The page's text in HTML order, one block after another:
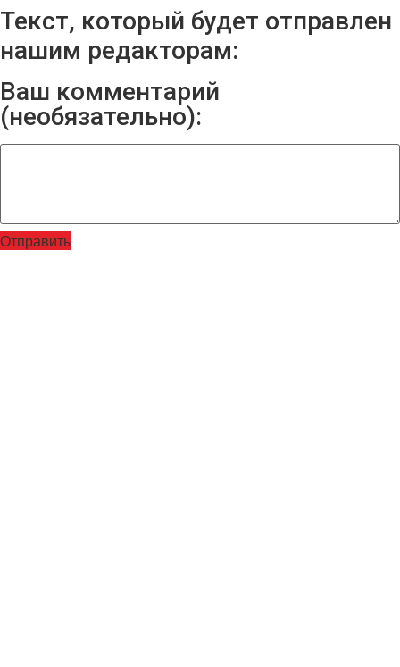
Текст, который будет отправлен
нашим редакторам:
Ваш комментарий
(необязательно):
Отправить